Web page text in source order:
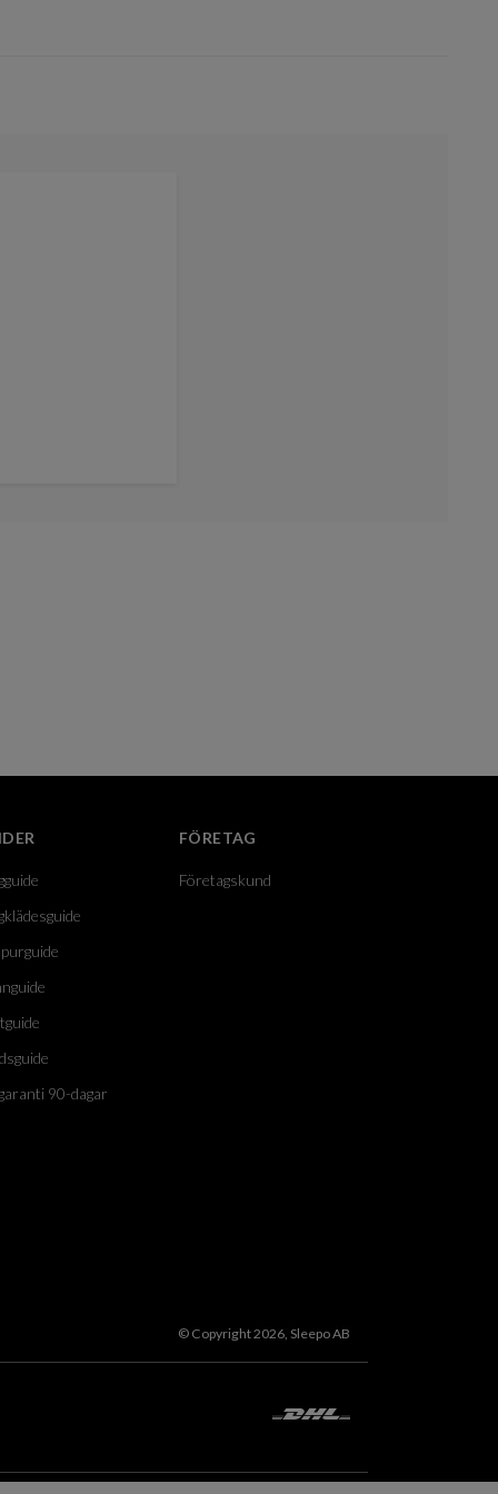
90-dagar
FÖRETAG
Företagskund
© Copyright 2026, Sleepo AB